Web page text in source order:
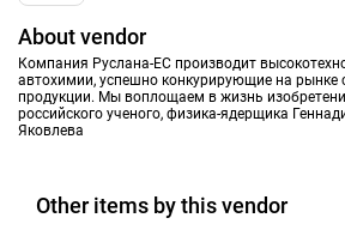
About vendor
Компания Руслана-ЕС производит
автохимии, успешно конкурирующие на рынке
продукции. Мы воплощаем в жизнь
российского ученого, физика-ядерщика
Яковлева
Other items by this vendor